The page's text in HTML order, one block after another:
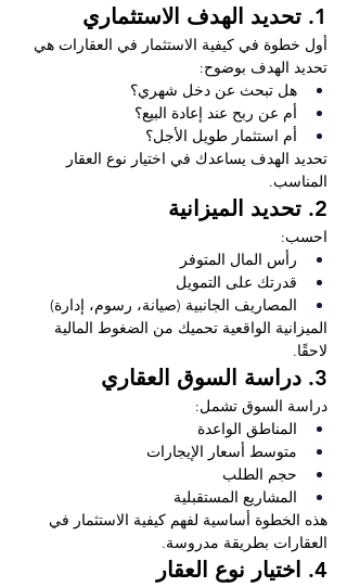
1. تحديد الهدف الاستثماري
أول خطوة في كيفية الاستثمار في العقارات هي
تحديد الهدف بوضوح:
هل تبحث عن دخل شهري؟
أم عن ربح عند إعادة البيع؟
أم استثمار طويل الأجل؟
تحديد الهدف يساعدك في اختيار نوع العقار
المناسب.
2. تحديد الميزانية
احسب:
رأس المال المتوفر
قدرتك على التمويل
المصاريف الجانبية (صيانة، رسوم، إدارة)
الميزانية الواقعية تحميك من الضغوط المالية
لاحقًا.
3. دراسة السوق العقاري
دراسة السوق تشمل:
المناطق الواعدة
متوسط أسعار الإيجارات
حجم الطلب
المشاريع المستقبلية
هذه الخطوة أساسية لفهم كيفية الاستثمار في
العقارات بطريقة مدروسة.
4. اختيار نوع العقار